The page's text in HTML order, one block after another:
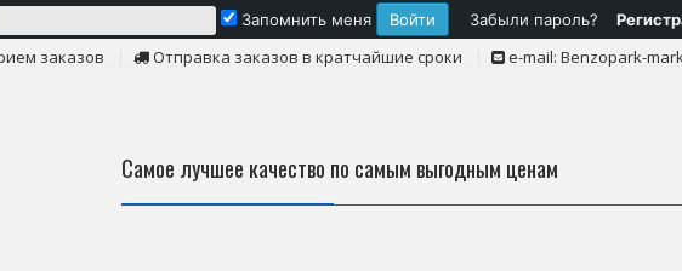
Запомнить меня Забыли пароль?
заказов Отправка заказов в кратчайшие сроки e-mail: Benzopark-
Самое лучшее качество по самым выгодным ценам